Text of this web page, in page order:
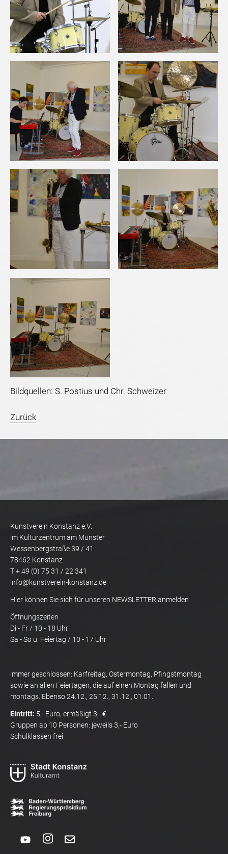
Bildquellen: S. Postius und Chr. Schweizer
Zurück
Kunstverein Konstanz e.V.
im Kulturzentrum am Münster
Wessenbergstraße 39 / 41
78462 Konstanz
T + 49 (0) 75 31 / 22 341
info@kunstverein-konstanz.de
Hier können Sie sich für unseren NEWSLETTER anmelden
Öffnungszeiten
Di - Fr / 10 - 18 Uhr
Sa - So u. Feiertag / 10 - 17 Uhr
immer geschlossen: Karfreitag, Ostermontag, Pfingstmontag
sowie an allen Feiertagen, die auf einen Montag fallen und
montags. Ebenso 24.12., 25.12., 31.12., 01.01.
Eintritt: 5,- Euro, ermäßigt 3,- €
Gruppen ab 10 Personen: jeweils 3,- Euro
Schulklassen frei